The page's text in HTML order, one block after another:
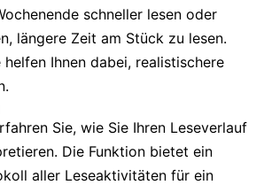
schneller lesen oder
längere Zeit am Stück zu lesen.
helfen Ihnen dabei, realistischere
Sie, wie Sie Ihren Leseverlauf
Die Funktion bietet ein
aller Leseaktivitäten für ein